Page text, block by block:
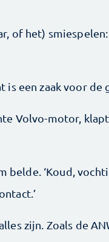
of het)
is een zaak voor de
Volvo-motor,
belde. ‘Koud,
zijn. Zoals de